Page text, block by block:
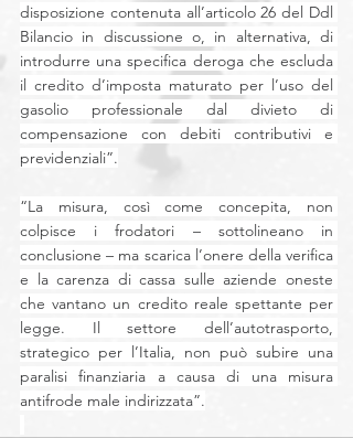
disposizione contenuta all’articolo 26 del Ddl
Bilancio in discussione o, in alternativa, di
introdurre una specifica deroga che escluda
il credito d’imposta maturato per l’uso del
gasolio professionale dal divieto di
compensazione con debiti contributivi e
previdenziali”.
“La misura, così come concepita, non
colpisce i frodatori – sottolineano in
conclusione – ma scarica l’onere della verifica
e la carenza di cassa sulle aziende oneste
che vantano un credito reale spettante per
legge. Il settore dell’autotrasporto,
strategico per l’Italia, non può subire una
paralisi finanziaria a causa di una misura
antifrode male indirizzata”.